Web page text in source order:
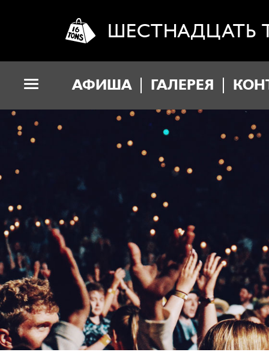
ШЕСТНАДЦАТЬ
АФИША ГАЛЕРЕЯ